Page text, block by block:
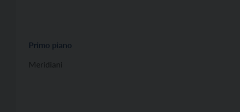
Primo piano
Meridiani